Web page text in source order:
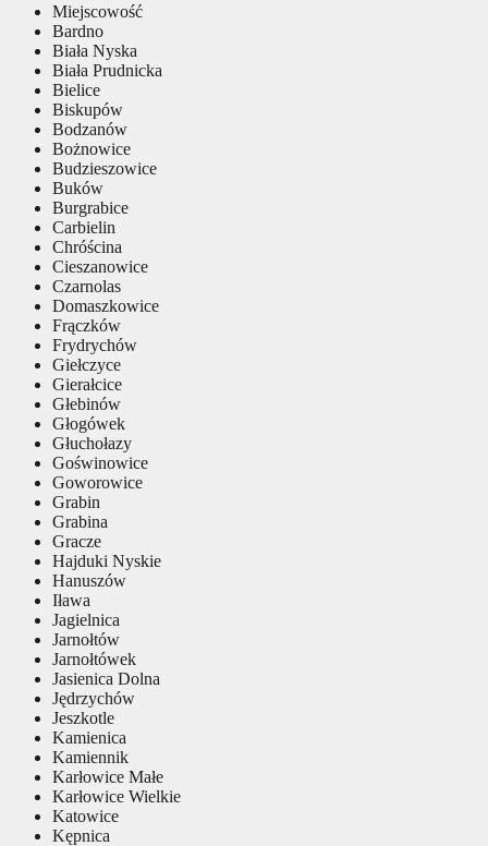
Miejscowość
Bardno
Biała Nyska
Biała Prudnicka
Bielice
Biskupów
Bodzanów
Bożnowice
Budzieszowice
Buków
Burgrabice
Carbielin
Chróścina
Cieszanowice
Czarnolas
Domaszkowice
Frączków
Frydrychów
Giełczyce
Gierałcice
Głebinów
Głogówek
Głuchołazy
Goświnowice
Goworowice
Grabin
Grabina
Gracze
Hajduki Nyskie
Hanuszów
Iława
Jagielnica
Jarnołtów
Jarnołtówek
Jasienica Dolna
Jędrzychów
Jeszkotle
Kamienica
Kamiennik
Karłowice Małe
Karłowice Wielkie
Katowice
Kępnica